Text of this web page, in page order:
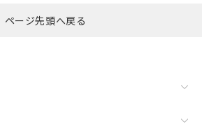
ページ先頭へ戻る